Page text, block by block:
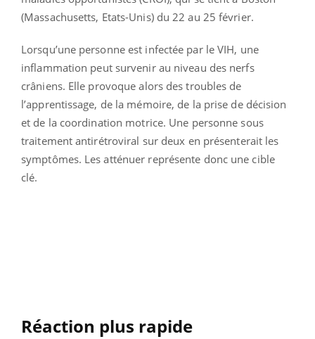
(Massachusetts, Etats-Unis) du 22 au 25 février.
Lorsqu’une personne est infectée par le VIH, une
inflammation peut survenir au niveau des nerfs
crâniens. Elle provoque alors des troubles de
l’apprentissage, de la mémoire, de la prise de décision
et de la coordination motrice. Une personne sous
traitement antirétroviral sur deux en présenterait les
symptômes. Les atténuer représente donc une cible
clé.
Réaction plus rapide